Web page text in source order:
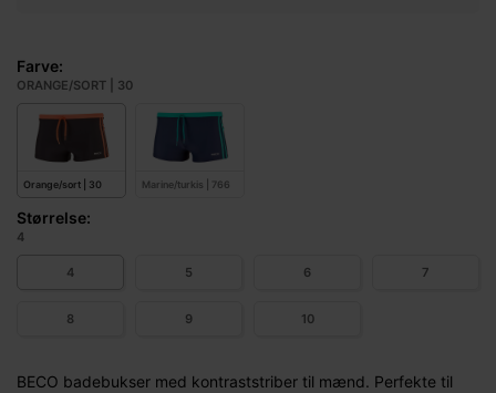
Farve:
ORANGE/SORT | 30
Orange/sort | 30 Marine/turkis | 766
Størrelse:
4
4 5 6 7
8 9 10
BECO badebukser med kontraststriber til mænd. Perfekte til